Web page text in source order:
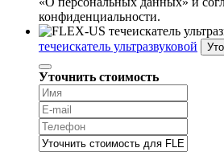
конфиденциальности.
течеискатель ультразвуковой
Уточнить стоимость